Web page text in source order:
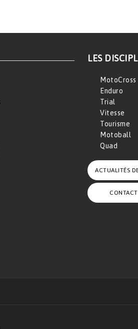
LES
MotoCross
Enduro
Trial
Vitesse
Tourisme
Motoball
Quad
ACTUALITÉS
CONTACT